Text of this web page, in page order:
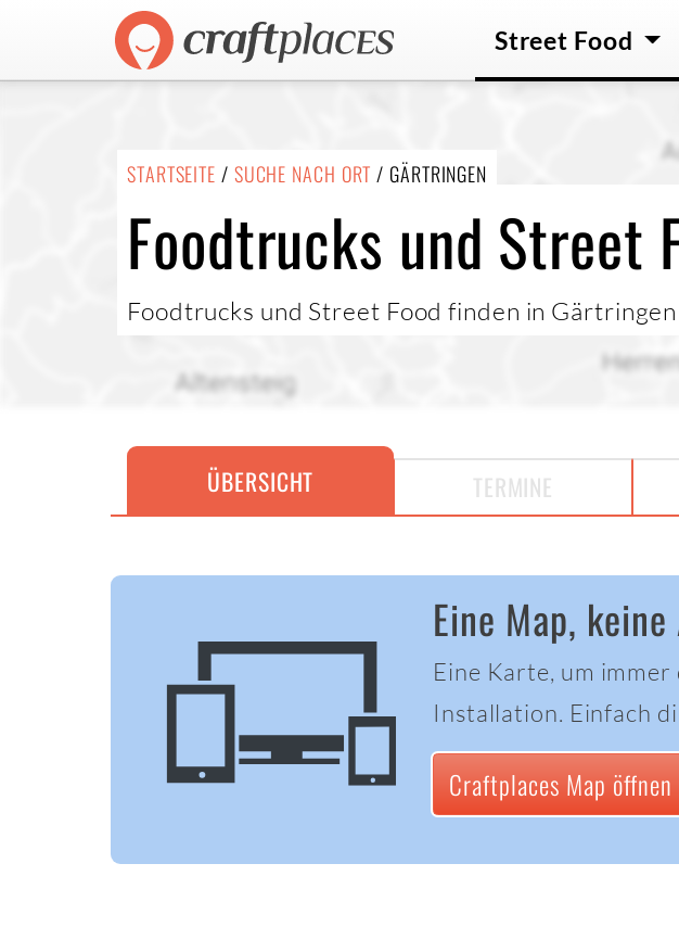
Street Food
STARTSEITE / SUCHE NACH ORT / GÄRTRINGEN
Foodtrucks und Street
Foodtrucks und Street Food finden in
ÜBERSICHT TERMINE
Eine Map, keine
Eine Karte, um
Installation. Einfach
Craftplaces Map öffnen